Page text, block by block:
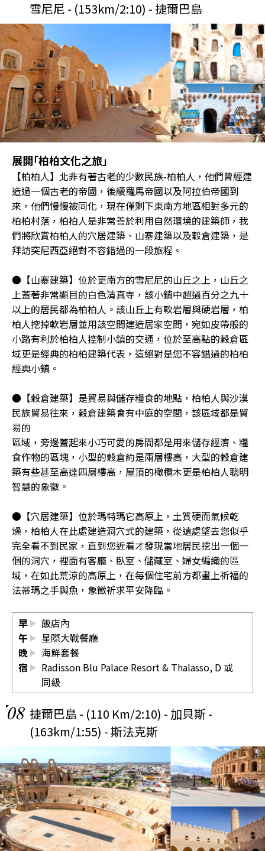
雪尼尼 - (153km/2:10) - 捷爾巴島
展開｢柏柏文化之旅｣
【柏柏人】北非有著古老的少數民族-柏柏人，他們曾經建
造過一個古老的帝國，後續羅馬帝國以及阿拉伯帝國到
來，他們慢慢被同化，現在僅剩下東南方地區相對多元的
柏柏村落，柏柏人是非常善於利用自然環境的建築師，我
們將欣賞柏柏人的穴居建築、山寨建築以及穀倉建築，是
拜訪突尼西亞絕對不容錯過的一段旅程。
●【山寨建築】位於更南方的雪尼尼的山丘之上，山丘之
上蓋著非常顯目的白色清真寺，該小鎮中超過百分之九十
以上的居民都為柏柏人。該山丘上有軟岩層與硬岩層，柏
柏人挖掉軟岩層並用該空間建造居家空間，宛如皮帶般的
小路有利於柏柏人控制小鎮的交通，位於至高點的穀倉區
域更是經典的柏柏建築代表，這絕對是您不容錯過的柏柏
經典小鎮。
●【穀倉建築】是貿易與儲存糧食的地點，柏柏人與沙漠
民族貿易往來，穀倉建築會有中庭的空間，該區域都是貿
易的
區域，旁邊蓋起來小巧可愛的房間都是用來儲存經濟、糧
食作物的區塊，小型的穀倉約是兩層樓高，大型的穀倉建
築有些甚至高達四層樓高，屋頂的橄欖木更是柏柏人聰明
智慧的象徵。
●【穴居建築】位於瑪特瑪它高原上，土質硬而氣候乾
燥，柏柏人在此處建造洞穴式的建築，從遠處望去您似乎
完全看不到民家，直到您近看才發現當地居民挖出一個一
個的洞穴，裡面有客廳、臥室、儲藏室、婦女編織的區
域，在如此荒涼的高原上，在每個住宅前方都畫上祈福的
法蒂瑪之手與魚，象徵祈求平安降臨。
早
飯店內
午
星際大戰餐廳
晚
海鮮套餐
宿
Radisson Blu Palace Resort & Thalasso, D 或
同級
08 捷爾巴島 - (110 Km/2:10) - 加貝斯 -
(163km/1:55) - 斯法克斯